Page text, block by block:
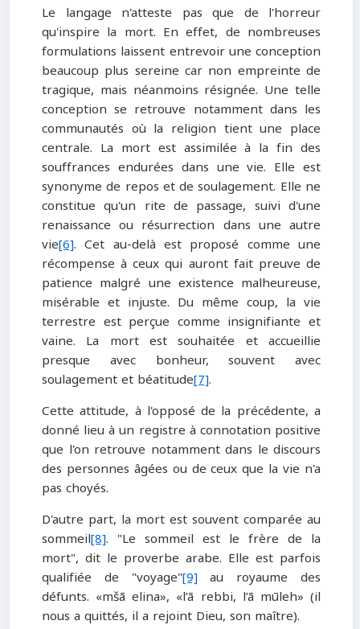
Le langage n'atteste pas que de l'horreur
qu'inspire la mort. En effet, de nombreuses
formulations laissent entrevoir une conception
beaucoup plus sereine car non empreinte de
tragique, mais néanmoins résignée. Une telle
conception se retrouve notamment dans les
communautés où la religion tient une place
centrale. La mort est assimilée à la fin des
souffrances endurées dans une vie. Elle est
synonyme de repos et de soulagement. Elle ne
constitue qu'un rite de passage, suivi d'une
renaissance ou résurrection dans une autre
vie[6]. Cet au-delà est proposé comme une
récompense à ceux qui auront fait preuve de
patience malgré une existence malheureuse,
misérable et injuste. Du même coup, la vie
terrestre est perçue comme insignifiante et
vaine. La mort est souhaitée et accueillie
presque avec bonheur, souvent avec
soulagement et béatitude[7].
Cette attitude, à l'opposé de la précédente, a
donné lieu à un registre à connotation positive
que l'on retrouve notamment dans le discours
des personnes âgées ou de ceux que la vie n'a
pas choyés.
D'autre part, la mort est souvent comparée au
sommeil[8]. "Le sommeil est le frère de la
mort", dit le proverbe arabe. Elle est parfois
qualifiée de "voyage"[9]au royaume des
défunts. «mšā elina», «l’ā rebbi, l’ā mūleh» (il
nous a quittés, il a rejoint Dieu, son maître).